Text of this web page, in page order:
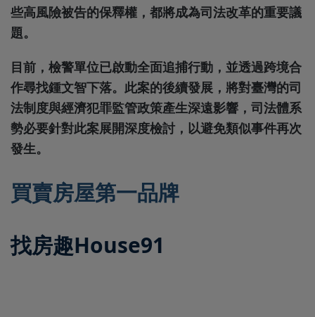
些高風險被告的保釋權，都將成為司法改革的重要議
題。
目前，檢警單位已啟動全面追捕行動，並透過跨境合
作尋找鍾文智下落。此案的後續發展，將對臺灣的司
法制度與經濟犯罪監管政策產生深遠影響，司法體系
勢必要針對此案展開深度檢討，以避免類似事件再次
發生。
買賣房屋第一品牌
找房趣House91